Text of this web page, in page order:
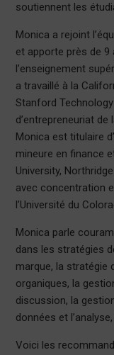
soutiennent les
Monica a rejoint
et apporte près de 9
l’enseignement
a travaillé à la
Stanford
d’entrepreneuriat de
Monica est titulaire
mineure en finance
University,
avec concentration
l’Université du
Monica parle
dans les stratégies
marque, la stratégie
organiques, la
discussion, la
données et
Voici les